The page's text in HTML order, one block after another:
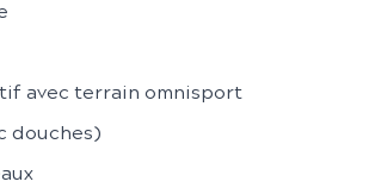
avec terrain omnisport
douches)